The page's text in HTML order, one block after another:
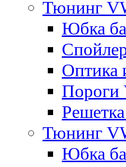
Тюнинг
Юбка
Оптика
Пороги
Тюнинг
Юбка